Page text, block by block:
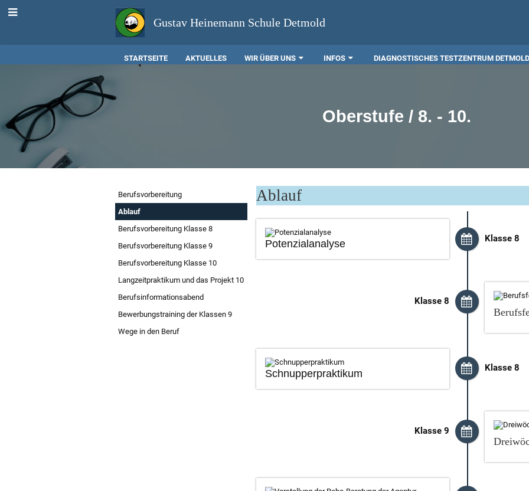
Gustav Heinemann Schule Detmold
STARTSEITE AKTUELLES WIR ÜBER UNS INFOS DIAGNOSTISCHES TESTZENTRUM DETMOLD
Oberstufe / 8. - 10.
Oberstufe
/
8.
-
10.
Berufsvorbereitung
Ablauf
Berufsvorbereitung Klasse 8
Berufsvorbereitung Klasse 9
Berufsvorbereitung Klasse 10
Langzeitpraktikum und das Projekt 10
Berufsinformationsabend
Bewerbungstraining der Klassen 9
Wege in den Beruf
Ablauf
Klasse 8
Potenzialanalyse
Klasse 8
Klasse 8
Schnupperpraktikum
Klasse 9